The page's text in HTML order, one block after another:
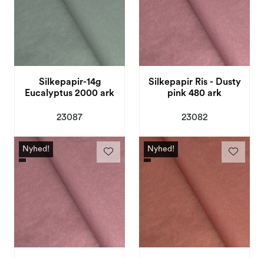
Silkepapir-14g
Eucalyptus 2000 ark
23087
Silkepapir Ris - Dusty
pink 480 ark
23082
Nyhed! Nyhed!